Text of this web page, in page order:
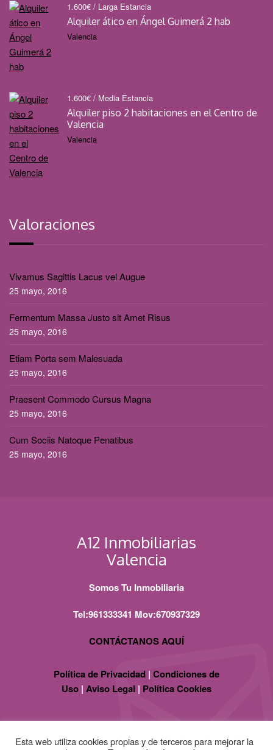
1.600€ / Larga Estancia
Alquiler ático en Ángel Guimerá 2 hab
Valencia
1.600€ / Media Estancia
Alquiler piso 2 habitaciones en el Centro de
Valencia
Valencia
Valoraciones
Vivamus Sagittis Lacus vel Augue
25 mayo, 2016
Fermentum Massa Justo sit Amet Risus
25 mayo, 2016
Etiam Porta sem Malesuada
25 mayo, 2016
Praesent Commodo Cursus Magna
25 mayo, 2016
Cum Sociis Natoque Penatibus
25 mayo, 2016
A12 Inmobiliarias
Valencia
Somos Tu Inmobiliaria
Tel:961333341 Mov:670937329
CONTÁCTANOS AQUÍ
Política de Privacidad | Condiciones de
Uso | Aviso Legal | Política Cookies
Esta web utiliza cookies propias y de terceros para mejorar la